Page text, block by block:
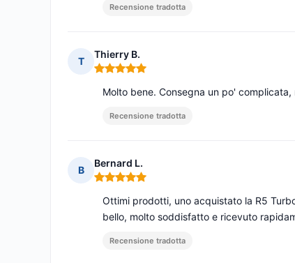
Recensione tradotta
T
Thierry B.
Nota: 5 su 5
Molto bene. Consegna un po'
Recensione tradotta
B
Bernard L.
Nota: 5 su 5
Ottimi prodotti, uno acquistato la R5
bello, molto soddisfatto e ricevuto
Recensione tradotta